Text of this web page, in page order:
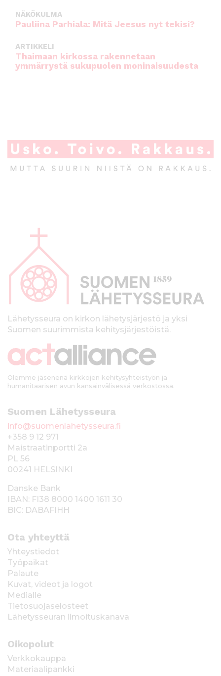
NÄKÖKULMA
Pauliina Parhiala: Mitä Jeesus nyt tekisi?
ARTIKKELI
Thaimaan kirkossa rakennetaan
ymmärrystä sukupuolen moninaisuudesta
p
kLähetysseura on kirkon lähetysjärjestö ja yksi
Suomen suurimmista kehitysjärjestöistä.
Olemme jäsenenä kirkkojen kehitysyhteistyön ja
humanitaarisen avun kansainvälisessä verkostossa.
Suomen Lähetysseura
info@suomenlahetysseura.fi
+358 9 12 971
Maistraatinportti 2a
PL 56
00241 HELSINKI
Danske Bank
IBAN: FI38 8000 1400 1611 30
BIC: DABAFIHH
Ota yhteyttä
Yhteystiedot
Työpaikat
Palaute
Kuvat, videot ja logot
Medialle
Tietosuojaselosteet
Lähetysseuran ilmoituskanava
Oikopolut
Verkkokauppa
Materiaalipankki